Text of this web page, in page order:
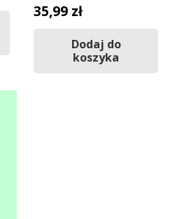
35,99 zł
Dodaj do
koszyka